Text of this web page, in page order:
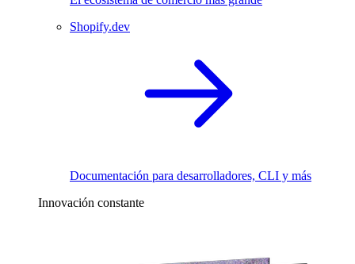
Shopify.dev
Documentación para desarrolladores, CLI y más
Innovación constante